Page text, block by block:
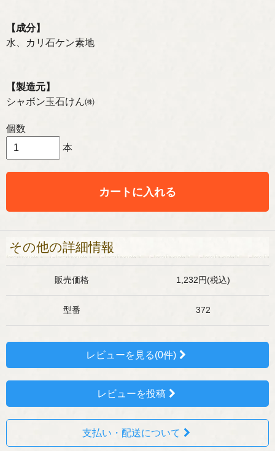
【成分】
水、カリ石ケン素地
【製造元】
シャボン玉石けん㈱
個数
本
カートに入れる
その他の詳細情報
販売価格 1,232円(税込)
型番 372
レビューを見る(0件)
レビューを投稿
支払い・配送について